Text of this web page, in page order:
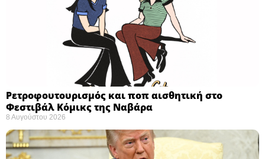
Ρετροφουτουρισμός και ποπ αισθητική στο
Φεστιβάλ Κόμικς της Ναβάρα ​
8 Αυγούστου 2026